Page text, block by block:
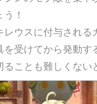
！
レウスに付与される
を受けてから発動す
ることも難しくない